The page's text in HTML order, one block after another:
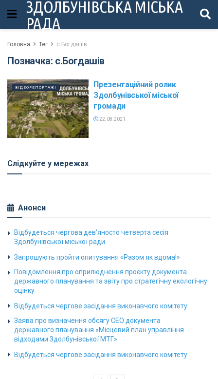
ЗДОЛБУНІВСЬКА МІСЬКА
РАДА
Головна Тег с.Богдашів
Позначка: с.Богдашів
ВІДЕОРЕПОРТАЖІ
Презентаційний ролик
Здолбунівської міської
громади
22.08.2021
Слідкуйте у мережах
Анонси
Відбудеться чергова дев’яносто четверта сесія
Здолбунівської міської ради
Запрошують пройти опитування «Разом як вдома!»
Повідомлення про оприлюднення проєкту документа
державного планування та звіту про стратегічну екологічну
оцінку
Відбудеться чергове засідання виконавчого комітету
Заява про визначення обсягу СЕО документа
державного планування «Місцевий план управління
відходами Здолбунівської МТГ»
Відбудеться чергове засідання виконавчого комітету